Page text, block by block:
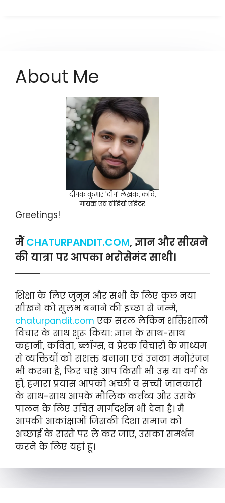
About Me
दीपक कुमार 'दीप' लेखक, कवि,
गायक एवं वीडियो एडिटर
Greetings!
मैंCHATURPANDIT.COM, ज्ञान और सीखने
की यात्रा पर आपका भरोसेमंद साथी।
शिक्षा के लिए जुनून और सभी के लिए कुछ नया
सीखने को सुलभ बनाने की इच्छा से जन्मे,
chaturpandit.com एक सरल लेकिन शक्तिशाली
विचार के साथ शुरू किया: ज्ञान के साथ-साथ
कहानी, कविता, ब्लॉग्स, व प्रेरक विचारों के माध्यम
से व्यक्तियों को सशक्त बनाना एवं उनका मनोरंजन
भी करना है, फिर चाहे आप किसी भी उम्र या वर्ग के
हों, हमारा प्रयास आपको अच्छी व सच्ची जानकारी
के साथ-साथ आपके मौलिक कर्त्तव्य और उसके
पालन के लिए उचित मार्गदर्शन भी देना है। मैं
आपकी आकांक्षाओं जिसकी दिशा समाज को
अच्छाई के रास्ते पर ले कर जाए, उसका समर्थन
करने के लिए यहां हूं।